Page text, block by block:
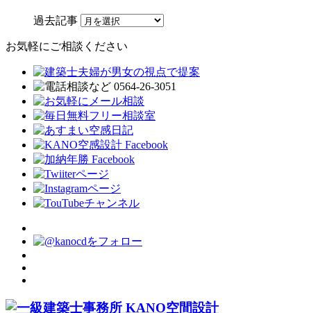
過去記事
お気軽にご相談ください